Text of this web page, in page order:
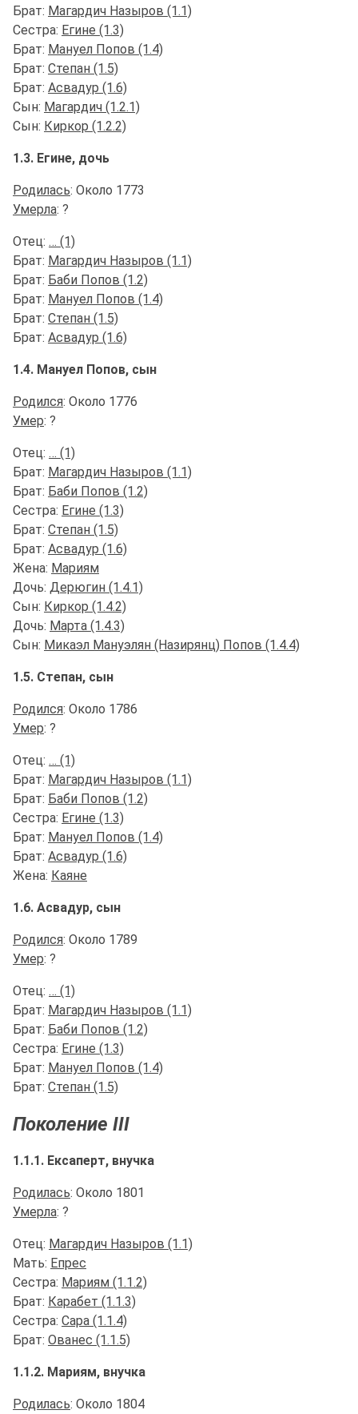
Брат: Магардич Назыров (1.1)
Сестра: Егине (1.3)
Брат: Мануел Попов (1.4)
Брат: Степан (1.5)
Брат: Асвадур (1.6)
Сын: Магардич (1.2.1)
Сын: Киркор (1.2.2)
1.3. Егине, дочь
Родилась: Около 1773
Умерла: ?
Отец: … (1)
Брат: Магардич Назыров (1.1)
Брат: Баби Попов (1.2)
Брат: Мануел Попов (1.4)
Брат: Степан (1.5)
Брат: Асвадур (1.6)
1.4. Мануел Попов, сын
Родился: Около 1776
Умер: ?
Отец: … (1)
Брат: Магардич Назыров (1.1)
Брат: Баби Попов (1.2)
Сестра: Егине (1.3)
Брат: Степан (1.5)
Брат: Асвадур (1.6)
Жена: Мариям
Дочь: Дерюгин (1.4.1)
Сын: Киркор (1.4.2)
Дочь: Марта (1.4.3)
Сын: Микаэл Мануэлян (Назирянц) Попов (1.4.4)
1.5. Степан, сын
Родился: Около 1786
Умер: ?
Отец: … (1)
Брат: Магардич Назыров (1.1)
Брат: Баби Попов (1.2)
Сестра: Егине (1.3)
Брат: Мануел Попов (1.4)
Брат: Асвадур (1.6)
Жена: Каяне
1.6. Асвадур, сын
Родился: Около 1789
Умер: ?
Отец: … (1)
Брат: Магардич Назыров (1.1)
Брат: Баби Попов (1.2)
Сестра: Егине (1.3)
Брат: Мануел Попов (1.4)
Брат: Степан (1.5)
Поколение III
1.1.1. Ексаперт, внучка
Родилась: Около 1801
Умерла: ?
Отец: Магардич Назыров (1.1)
Мать: Епрес
Сестра: Мариям (1.1.2)
Брат: Карабет (1.1.3)
Сестра: Сара (1.1.4)
Брат: Ованес (1.1.5)
1.1.2. Мариям, внучка
Родилась: Около 1804